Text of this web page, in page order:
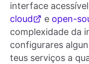
interface
cloud
e open-
complexidade da
configurares
teus serviços a